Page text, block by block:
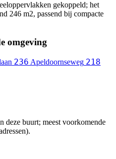
gekoppeld; het
246 m2, passend bij compacte
omgeving
236 Apeldoornseweg 218
deze buurt; meest voorkomende